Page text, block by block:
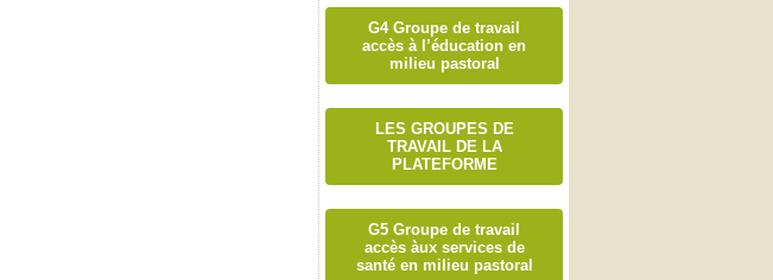
G4 Groupe de travail
accès à l’éducation en
milieu pastoral
LES GROUPES DE
TRAVAIL DE LA
PLATEFORME
G5 Groupe de travail
accès àux services de
santé en milieu pastoral